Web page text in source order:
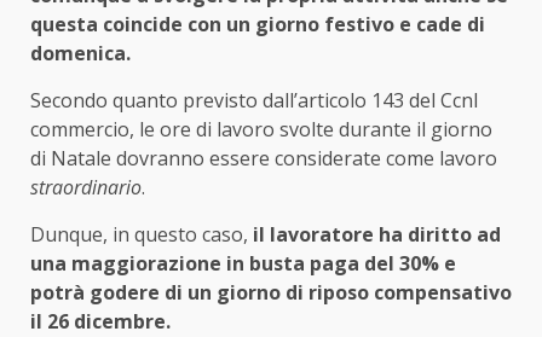
questa coincide con un giorno festivo e cade di
domenica.
Secondo quanto previsto dall’articolo 143 del Ccnl
commercio, le ore di lavoro svolte durante il giorno
di Natale dovranno essere considerate come lavoro
straordinario.
Dunque, in questo caso, il lavoratore ha diritto ad
una maggiorazione in busta paga del 30% e
potrà godere di un giorno di riposo compensativo
il 26 dicembre.